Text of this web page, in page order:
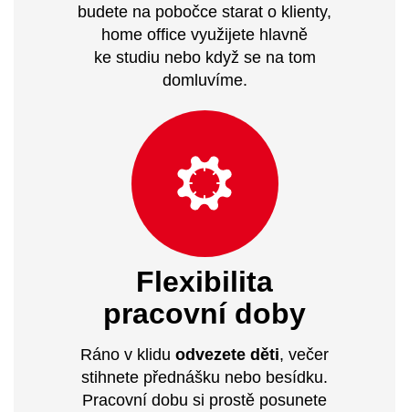
budete na pobočce starat o klienty,
home office využijete hlavně
ke studiu nebo když se na tom
domluvíme.
Flexibilita
pracovní doby
Ráno v klidu odvezete děti, večer
stihnete přednášku nebo besídku.
Pracovní dobu si prostě posunete